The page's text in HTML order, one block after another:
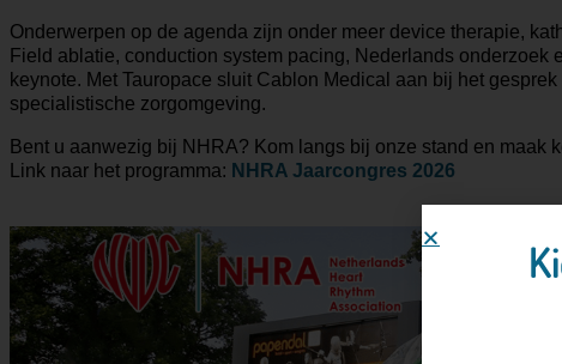
Onderwerpen op de agenda zijn onder meer device therapie,
Field ablatie, conduction system pacing, Nederlands onderzoek
keynote. Met Tauropace sluit Cablon Medical aan bij het
specialistische zorgomgeving.
Bent u aanwezig bij NHRA? Kom langs bij onze stand en maak
Link naar het programma: NHRA Jaarcongres 2026